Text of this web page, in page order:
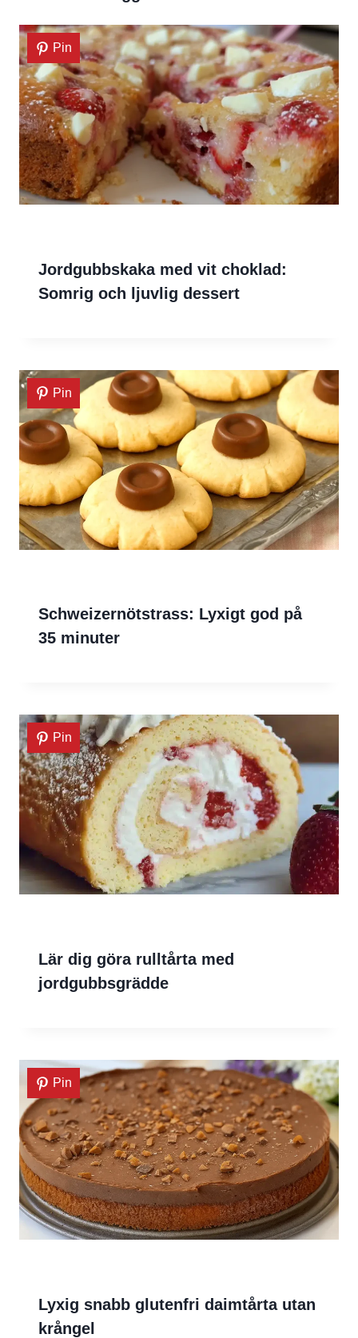
Pin
Jordgubbskaka med vit choklad:
Somrig och ljuvlig dessert
Pin
Schweizernötstrass: Lyxigt god på
35 minuter
Pin
Lär dig göra rulltårta med
jordgubbsgrädde
Pin
Lyxig snabb glutenfri daimtårta utan
krångel